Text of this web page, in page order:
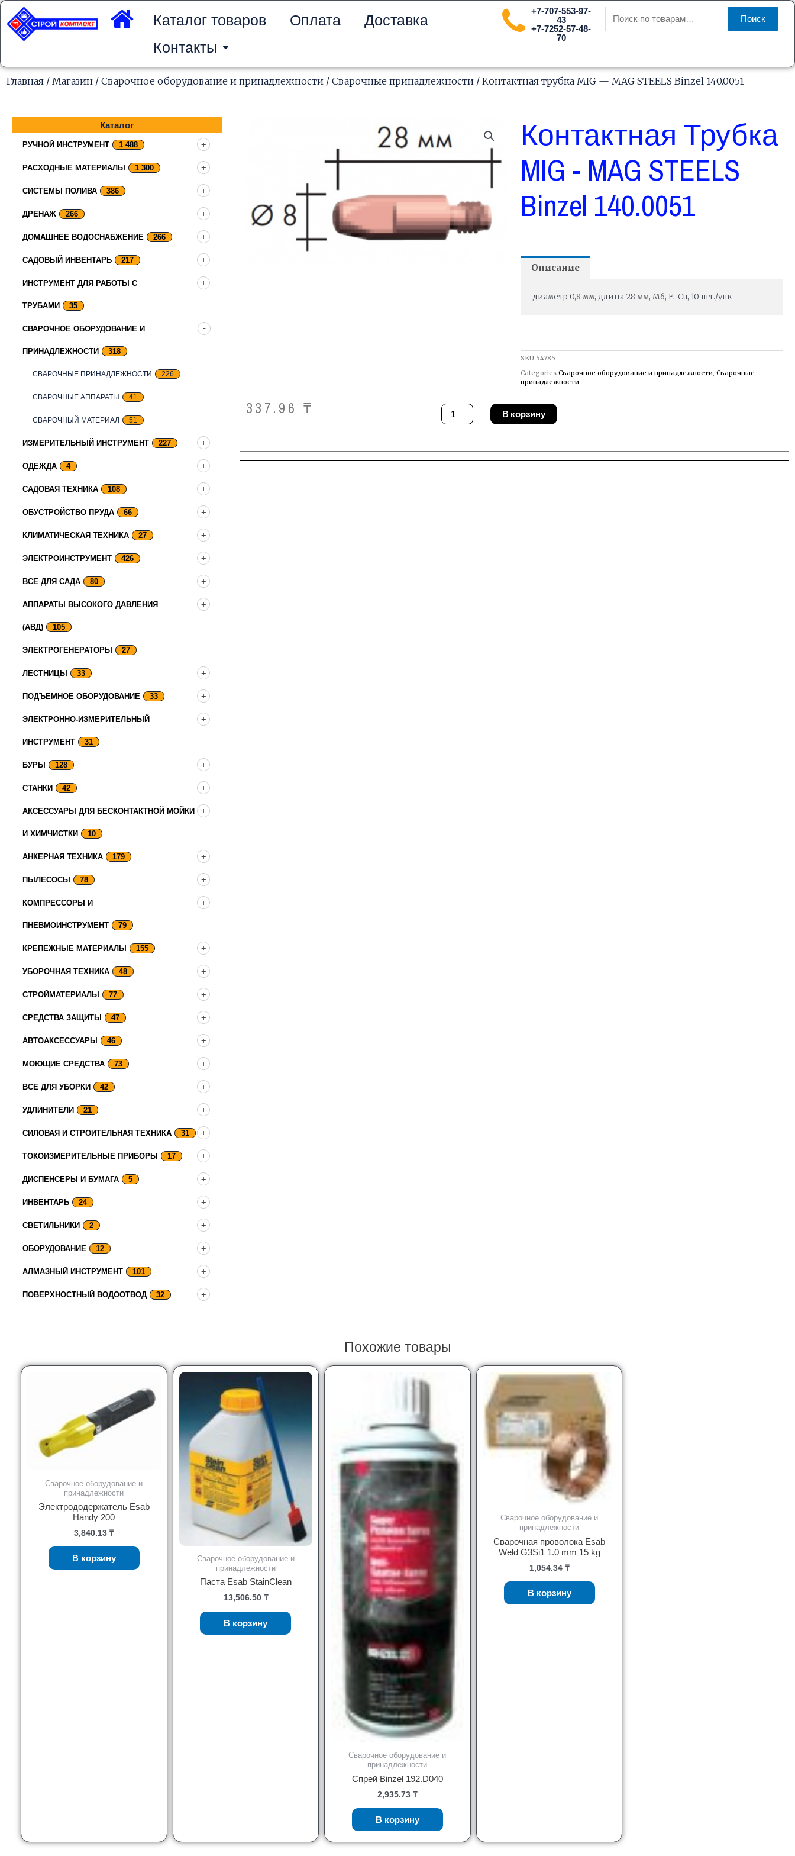
Перейти
содержимому
Каталог товаров Оплата
Доставка
Контакты
+7-707-553-97-
43
+7-7252-57-48-
70
Искать:
Поиск
Главная / Магазин / Сварочное оборудование и принадлежности / Сварочные принадлежности / Контактная трубка MIG — MAG STEELS Binzel 140.0051
Каталог
РУЧНОЙ ИНСТРУМЕНТ 1 488
РАСХОДНЫЕ МАТЕРИАЛЫ 1 300
СИСТЕМЫ ПОЛИВА 386
ДРЕНАЖ 266
ДОМАШНЕЕ ВОДОСНАБЖЕНИЕ 266
САДОВЫЙ ИНВЕНТАРЬ 217
ИНСТРУМЕНТ ДЛЯ РАБОТЫ С
ТРУБАМИ 35
СВАРОЧНОЕ ОБОРУДОВАНИЕ И
ПРИНАДЛЕЖНОСТИ 318
СВАРОЧНЫЕ ПРИНАДЛЕЖНОСТИ 226
СВАРОЧНЫЕ АППАРАТЫ 41
СВАРОЧНЫЙ МАТЕРИАЛ 51
ИЗМЕРИТЕЛЬНЫЙ ИНСТРУМЕНТ 227
ОДЕЖДА 4
САДОВАЯ ТЕХНИКА 108
ОБУСТРОЙСТВО ПРУДА 66
КЛИМАТИЧЕСКАЯ ТЕХНИКА 27
ЭЛЕКТРОИНСТРУМЕНТ 426
ВСЕ ДЛЯ САДА 80
АППАРАТЫ ВЫСОКОГО ДАВЛЕНИЯ
(АВД) 105
ЭЛЕКТРОГЕНЕРАТОРЫ 27
ЛЕСТНИЦЫ 33
ПОДЪЕМНОЕ ОБОРУДОВАНИЕ 33
ЭЛЕКТРОННО-ИЗМЕРИТЕЛЬНЫЙ
ИНСТРУМЕНТ 31
БУРЫ 128
СТАНКИ 42
АКСЕССУАРЫ ДЛЯ БЕСКОНТАКТНОЙ МОЙКИ
И ХИМЧИСТКИ 10
АНКЕРНАЯ ТЕХНИКА 179
ПЫЛЕСОСЫ 78
КОМПРЕССОРЫ И
ПНЕВМОИНСТРУМЕНТ 79
КРЕПЕЖНЫЕ МАТЕРИАЛЫ 155
УБОРОЧНАЯ ТЕХНИКА 48
СТРОЙМАТЕРИАЛЫ 77
СРЕДСТВА ЗАЩИТЫ 47
АВТОАКСЕССУАРЫ 46
МОЮЩИЕ СРЕДСТВА 73
ВСЕ ДЛЯ УБОРКИ 42
УДЛИНИТЕЛИ 21
СИЛОВАЯ И СТРОИТЕЛЬНАЯ ТЕХНИКА 31
ТОКОИЗМЕРИТЕЛЬНЫЕ ПРИБОРЫ 17
ДИСПЕНСЕРЫ И БУМАГА 5
ИНВЕНТАРЬ 24
СВЕТИЛЬНИКИ 2
ОБОРУДОВАНИЕ 12
АЛМАЗНЫЙ ИНСТРУМЕНТ 101
ПОВЕРХНОСТНЫЙ ВОДООТВОД 32
Контактная Трубка
MIG - MAG STEELS
Binzel 140.0051
Описание
диаметр 0,8 мм, длина 28 мм, М6, E-Cu, 10 шт./упк
SKU 54785
Categories Сварочное оборудование и принадлежности, Сварочные
принадлежности
337.96 ₸
Количество
товара
Контактная
-
MAG
В корзину
Похожие товары
Сварочное оборудование и
принадлежности
Электрододержатель Esab
Handy 200
3,840.13₸
В корзину
Сварочное оборудование и
принадлежности
Паста Esab StainClean
13,506.50 ₸
В корзину
Сварочное оборудование и
принадлежности
Спрей Binzel 192.D040
2,935.73₸
В корзину
Сварочное оборудование и
принадлежности
Сварочная проволока Esab
Weld G3Si1 1.0 mm 15 kg
1,054.34₸
В корзину